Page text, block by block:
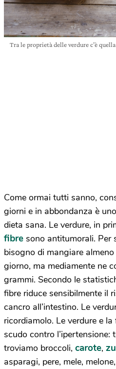
Tra le proprietà delle verdure c’è
Come ormai tutti sanno,
giorni e in abbondanza è
dieta sana. Le verdure, in
fibre sono antitumorali. Per
bisogno di mangiare
giorno, ma mediamente ne
grammi. Secondo le
fibre riduce sensibilmente il
cancro all’intestino. Le
ricordiamolo. Le verdure e
scudo contro l’ipertensione:
troviamo broccoli, carote,
asparagi, pere, mele,